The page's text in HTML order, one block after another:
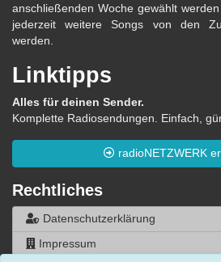
anschließenden Woche gewählt
jederzeit weitere Songs von den
werden.
Linktipps
Alles für deinen Sender.
Komplette Radiosendungen. Einfach,
radioNETZWERK
Rechtliches
Datenschutzerklärung
Impressum